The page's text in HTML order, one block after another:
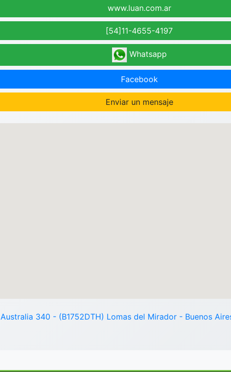
www.luan.com.ar
[54]11-4655-4197
Whatsapp
Facebook
Enviar un mensaje
Australia 340 - (B1752DTH) Lomas del Mirador - Buenos